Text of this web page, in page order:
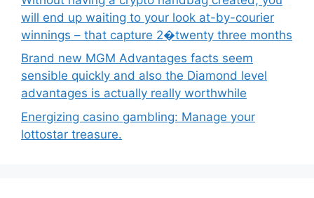
will end up waiting to your look at-by-courier
winnings – that capture 2�twenty three months
Brand new MGM Advantages facts seem
sensible quickly and also the Diamond level
advantages is actually really worthwhile
Energizing casino gambling: Manage your
lottostar treasure.